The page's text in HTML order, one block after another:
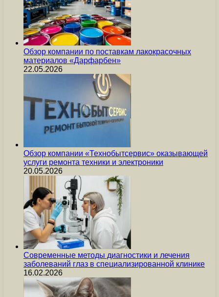
Обзор компании по поставкам лакокрасочных
материалов «Дарфарбен»
22.05.2026
Обзор компании «Технобытсервис» оказывающей
услуги ремонта техники и электроники
20.05.2026
Современные методы диагностики и лечения
заболеваний глаз в специализированной клинике
16.02.2026